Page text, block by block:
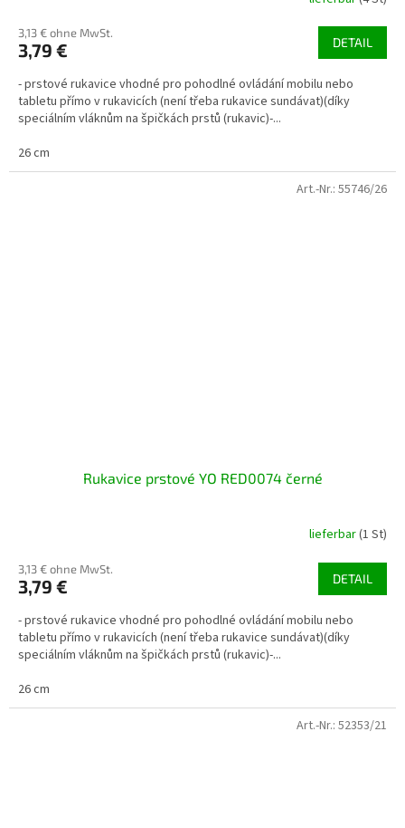
3,13 € ohne MwSt.
3,79 € DETAIL
- prstové rukavice vhodné pro pohodlné ovládání mobilu nebo
tabletu přímo v rukavicích (není třeba rukavice sundávat)(díky
speciálním vláknům na špičkách prstů (rukavic)-...
26 cm
Rukavice prstové YO RED0074 černé
lieferbar(1 St)
3,13 € ohne MwSt.
3,79 € DETAIL
- prstové rukavice vhodné pro pohodlné ovládání mobilu nebo
tabletu přímo v rukavicích (není třeba rukavice sundávat)(díky
speciálním vláknům na špičkách prstů (rukavic)-...
26 cm
Art.-Nr.: 55746/26
Art.-Nr.: 52353/21